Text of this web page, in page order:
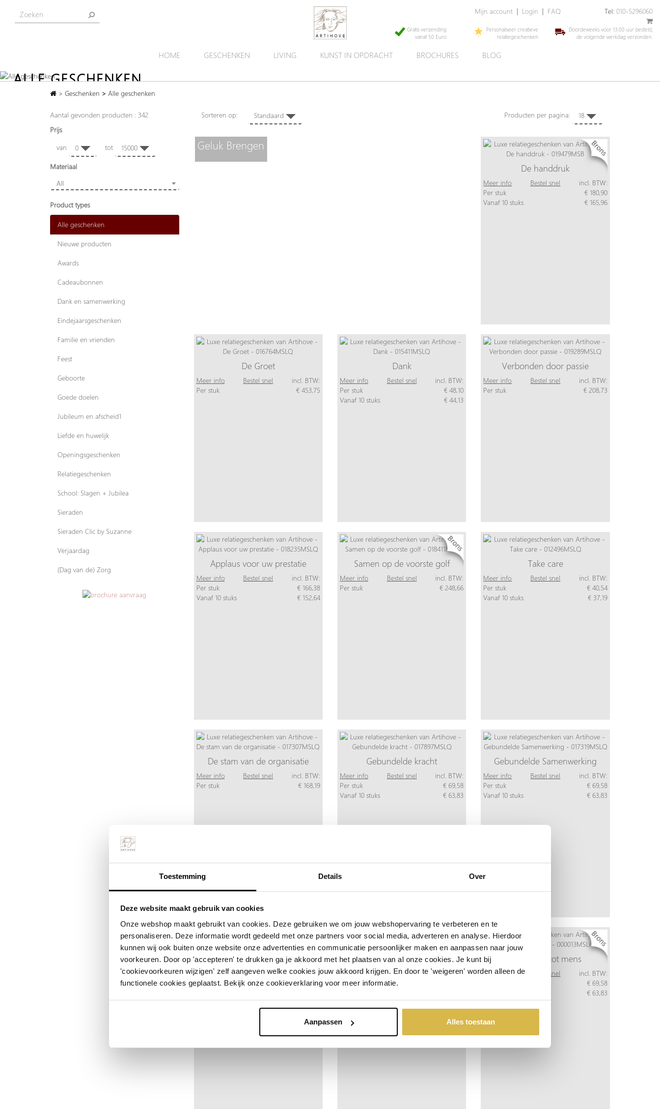
Toestemming Details Over
Deze website maakt gebruik van cookies
Onze webshop maakt gebruikt van cookies. Deze gebruiken we om jouw webshopervaring te verbeteren en te
personaliseren. Deze informatie wordt gedeeld met onze partners voor social media, adverteren en analyse. Hierdoor
kunnen wij ook buiten onze website onze advertenties en communicatie persoonlijker maken en aanpassen naar jouw
voorkeuren. Door op 'accepteren' te drukken ga je akkoord met het plaatsen van al onze cookies. Je kunt bij
'cookievoorkeuren wijzigen' zelf aangeven welke cookies jouw akkoord krijgen. En door te 'weigeren' worden alleen de
functionele cookies geplaatst. Bekijk onze cookieverklaring voor meer informatie.
Aanpassen Alles toestaan
Mijn account Login FAQ Tel: 010-5296060
Gratis verzending
vanaf 50 Euro
Personaliseer creatieve
relatiegeschenken
Doordeweeks voor 13.00 uur besteld,
de volgende werkdag verzonden.
HOME GESCHENKEN LIVING KUNST IN OPDRACHT BROCHURES BLOG
ALLE GESCHENKEN
Bij Artihove vindt u de mooiste blijvende geschenken,
tot cadeaukistjes en kleine beeldjes.
> Geschenken > Alle geschenken
Aantal gevonden producten : 342
Prijs
van 0 tot 15000
Materiaal
All
Product types
Alle geschenken
Nieuwe producten
Awards
Cadeaubonnen
Dank en samenwerking
Eindejaarsgeschenken
Familie en vrienden
Feest
Geboorte
Goede doelen
Jubileum en afscheid1
Liefde en huwelijk
Openingsgeschenken
Relatiegeschenken
School: Slagen + Jubilea
Sieraden
Sieraden Clic by Suzanne
Verjaardag
(Dag van de) Zorg
Sorteren op: Standaard Producten per pagina: 18
Geluk Brengen
De handdruk
Meer info Bestel snel
incl. BTW:
Per stuk
€ 180,90
Vanaf 10 stuks
€ 165,96
De Groet
Meer info Bestel snel
incl. BTW:
Per stuk
€ 453,75
Dank
Meer info Bestel snel
incl. BTW:
Per stuk
€ 48,10
Vanaf 10 stuks
€ 44,13
Verbonden door passie
Meer info Bestel snel
incl. BTW:
Per stuk
€ 208,73
Applaus voor uw prestatie
Meer info Bestel snel
incl. BTW:
Per stuk
€ 166,38
Vanaf 10 stuks
€ 152,64
Samen op de voorste golf
Meer info Bestel snel
incl. BTW:
Per stuk
€ 248,66
Take care
Meer info Bestel snel
incl. BTW:
Per stuk
€ 40,54
Vanaf 10 stuks
€ 37,19
De stam van de organisatie
Meer info Bestel snel
incl. BTW:
Per stuk
€ 168,19
Gebundelde kracht
Meer info Bestel snel
incl. BTW:
Per stuk
€ 69,58
Vanaf 10 stuks
€ 63,83
Gebundelde Samenwerking
Meer info Bestel snel
incl. BTW:
Per stuk
€ 69,58
Vanaf 10 stuks
€ 63,83
Hart voor elkaar
Meer info Bestel snel
incl. BTW:
Per stuk
€ 27,23
Chapeau met het behaalde
succes
Per stuk
€ 130,08
Van mens tot mens
Meer info Bestel snel
incl. BTW:
€ 69,58
€ 63,83